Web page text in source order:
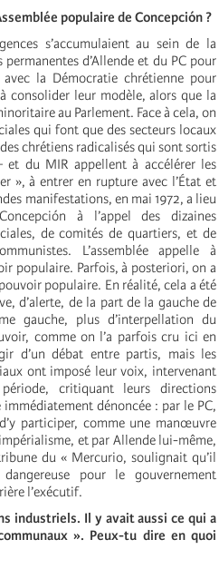
populaire de Concepción ?
s’accumulaient au sein de la
d’Allende et du PC pour
la Démocratie chrétienne pour
consolider leur modèle, alors que la
au Parlement. Face à cela, on
qui font que des secteurs locaux
chrétiens radicalisés qui sont sortis
du MIR appellent à accélérer les
», à entrer en rupture avec l’État et
manifestations, en mai 1972, a lieu
à l’appel des dizaines
de comités de quartiers, et de
L’assemblée appelle à
populaire. Parfois, à posteriori, on a
populaire. En réalité, cela a été
d’alerte, de la part de la gauche de
gauche, plus d’interpellation du
comme on l’a parfois cru ici en
d’un débat entre partis, mais les
ont imposé leur voix, intervenant
critiquant leurs directions
immédiatement dénoncée : par le PC,
participer, comme une manœuvre
et par Allende lui-même,
du « Mercurio, soulignait qu’il
pour le gouvernement
l’exécutif.
industriels. Il y avait aussi ce qui a
». Peux-tu dire en quoi